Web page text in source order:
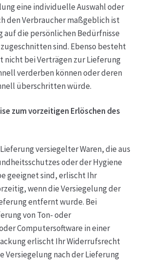
eine individuelle Auswahl oder
den Verbraucher maßgeblich ist
auf die persönlichen Bedürfnisse
sind. Ebenso besteht
nicht bei Verträgen zur Lieferung
verderben können oder deren
überschritten würde.
zum vorzeitigen Erlöschen des
versiegelter Waren, die aus
oder der Hygiene
geeignet sind, erlischt Ihr
wenn die Versiegelung der
entfernt wurde. Bei
von Ton- oder
Computersoftware in einer
erlischt Ihr Widerrufsrecht
Versiegelung nach der Lieferung